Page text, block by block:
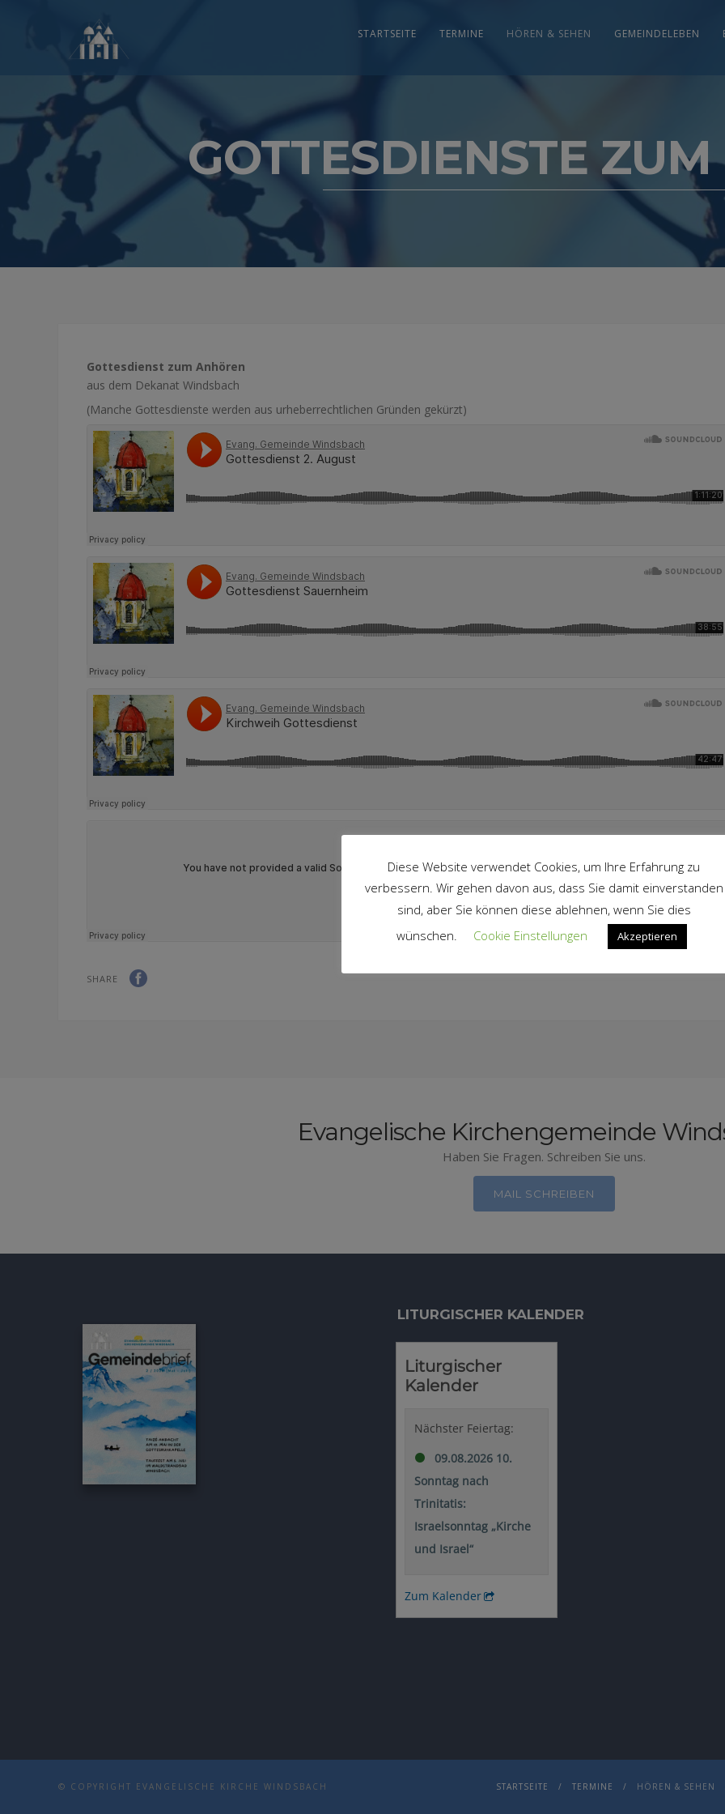
STARTSEITE TERMINE HÖREN & SEHEN GEMEINDELEBEN
GOTTESDIENSTE
Gottesdienst zum Anhören
aus dem Dekanat Windsbach
(Manche Gottesdienste werden aus urheberrechtlichen Gründen gekürzt)
SHARE
Evangelische Kirchengemeinde
Haben Sie Fragen. Schreiben Sie uns.
MAIL SCHREIBEN
LITURGISCHER KALENDER
© COPYRIGHT EVANGELISCHE KIRCHE WINDSBACH STARTSEITE TERMINE HÖREN & SEHEN
Diese Website verwendet Cookies, um Ihre Erfahrung zu
verbessern. Wir gehen davon aus, dass Sie damit einverstanden
sind, aber Sie können diese ablehnen, wenn Sie dies
wünschen.
Cookie Einstellungen Akzeptieren